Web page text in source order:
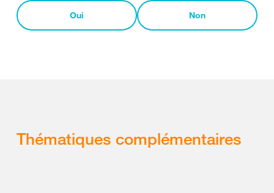
Oui Non
Thématiques complémentaires